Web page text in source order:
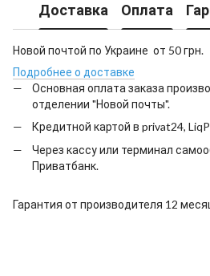
Доставка Оплата
Новой почтой по Украине от 50 грн.
Подробнее о доставке
Основная оплата заказа
отделении "Новой почты".
Кредитной картой в privat24,
Через кассу или терминал
Приватбанк.
Гарантия от производителя 12